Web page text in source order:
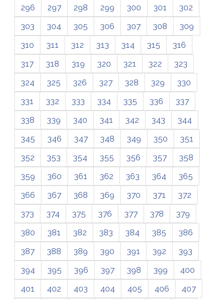
296
297 298 299 300 301
302
303
304 305 306 307 308
309
310
311 312 313 314 315
316
317
318 319 320 321 322
323
324
325 326 327 328 329
330
331
332 333 334 335 336
337
338
339 340 341 342 343
344
345
346 347 348 349 350
351
352
353 354 355 356 357
358
359
360 361 362 363 364
365
366
367 368 369 370 371
372
373
374 375 376 377 378
379
380
381 382 383 384 385
386
387
388 389 390 391 392
393
394
395 396 397 398 399
400
401
402 403 404 405 406 407